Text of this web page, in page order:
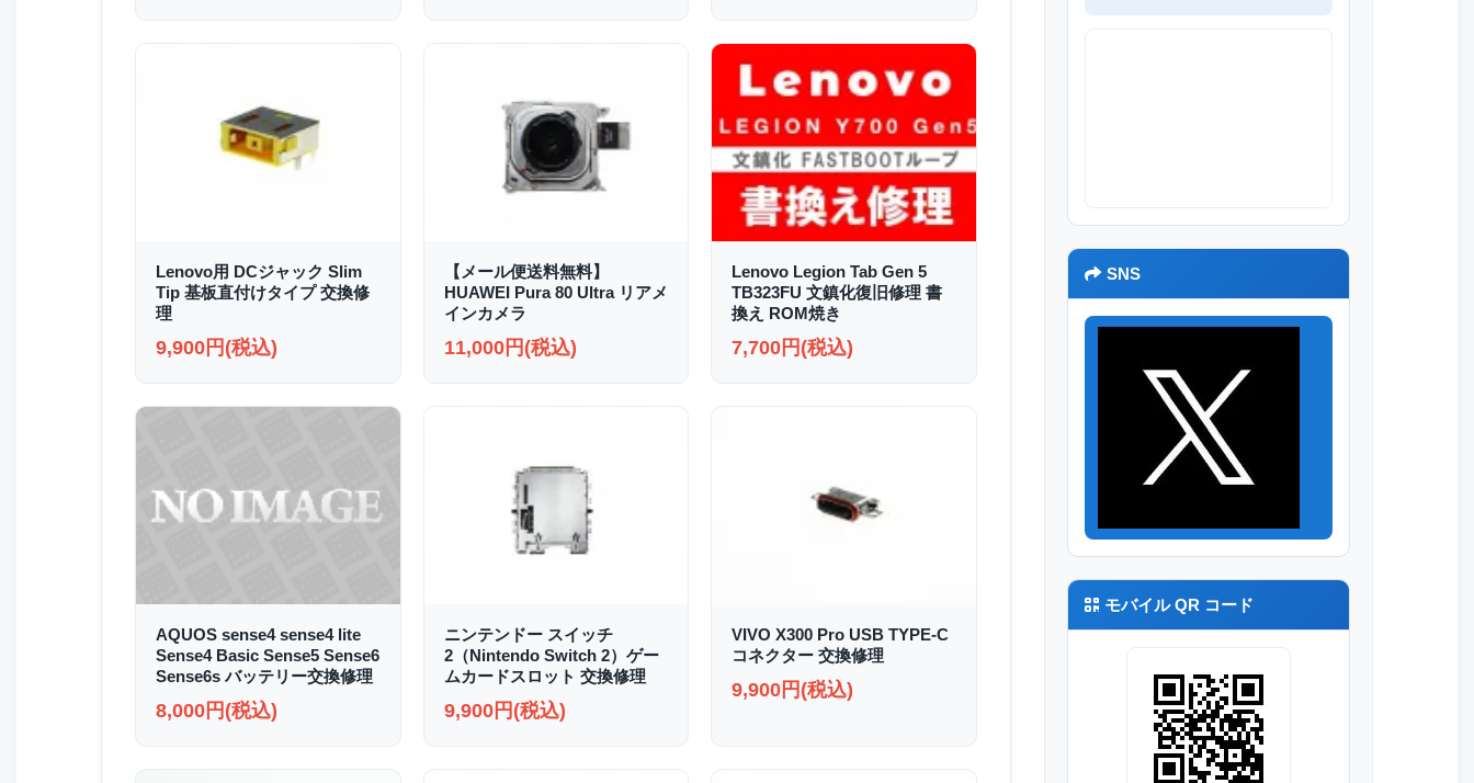
Lenovo用 DCジャック Slim
Tip 基板直付けタイプ 交換修
理
9,900円(税込)
【メール便送料無料】
HUAWEI Pura 80 Ultra リアメ
インカメラ
11,000円(税込)
Lenovo Legion Tab Gen 5
TB323FU 文鎮化復旧修理 書
換え ROM焼き
7,700円(税込)
AQUOS sense4 sense4 lite
Sense4 Basic Sense5 Sense6
Sense6s バッテリー交換修理
8,000円(税込)
ニンテンドー スイッチ
2（Nintendo Switch 2）ゲー
ムカードスロット 交換修理
9,900円(税込)
VIVO X300 Pro USB TYPE-C
コネクター 交換修理
9,900円(税込)
SNS
モバイル QR コード